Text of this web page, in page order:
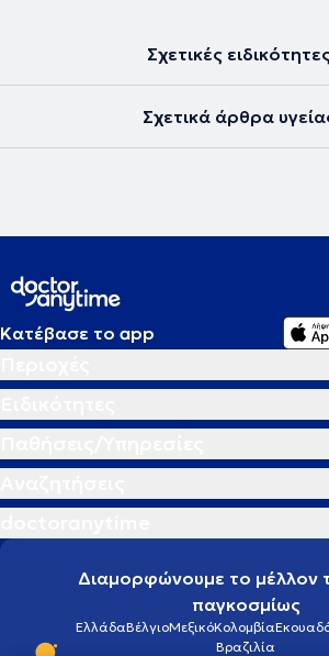
Σχετικές ειδικότητες
Σχετικά άρθρα
Κατέβασε το app
Διαμορφώνουμε το μέλλον
παγκοσμίως
ΕλλάδαΒέλγιοΜεξικόΚολομβία
Βραζιλία